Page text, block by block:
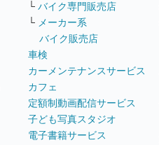
└ バイク専門販売店
└ メーカー系
バイク販売店
車検
カーメンテナンスサービス
カフェ
定額制動画配信サービス
子ども写真スタジオ
電子書籍サービス